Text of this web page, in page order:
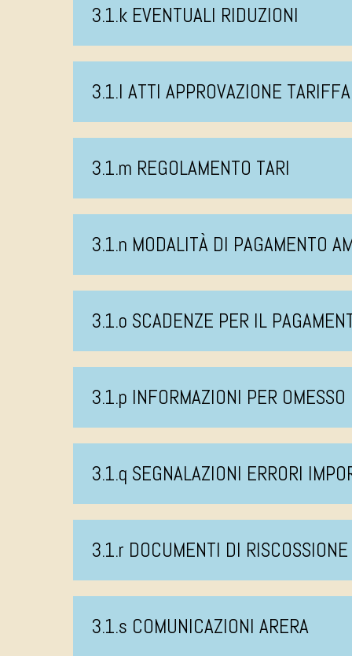
3.1.k EVENTUALI RIDUZIONI
3.1.l ATTI APPROVAZIONE TARIFFA
3.1.m REGOLAMENTO TARI
3.1.n MODALITÀ DI PAGAMENTO
3.1.o SCADENZE PER IL
3.1.p INFORMAZIONI PER OMESSO
3.1.q SEGNALAZIONI ERRORI
3.1.r DOCUMENTI DI
3.1.s COMUNICAZIONI ARERA